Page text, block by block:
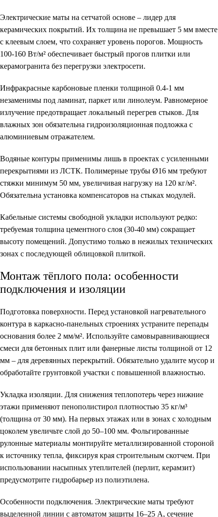
Электрические маты на сетчатой основе – лидер для
керамических покрытий. Их толщина не превышает 5 мм вместе
с клеевым слоем, что сохраняет уровень порогов. Мощность
100-160 Вт/м² обеспечивает быстрый прогов плитки или
керамогранита без перегрузки электросети.
Инфракрасные карбоновые пленки толщиной 0.4-1 мм
незаменимы под ламинат, паркет или линолеум. Равномерное
излучение предотвращает локальный перегрев стыков. Для
влажных зон обязательна гидроизоляционная подложка с
алюминиевым отражателем.
Водяные контуры применимы лишь в проектах с усиленными
перекрытиями из ЛСТК. Полимерные трубы Ø16 мм требуют
стяжки минимум 50 мм, увеличивая нагрузку на 120 кг/м².
Обязательна установка компенсаторов на стыках модулей.
Кабельные системы свободной укладки используют редко:
требуемая толщина цементного слоя (30-40 мм) сокращает
высоту помещений. Допустимо только в нежилых технических
зонах с последующей облицовкой плиткой.
Монтаж тёплого пола: особенности
подключения и изоляции
Подготовка поверхности. Перед установкой нагревательного
контура в каркасно-панельных строениях устраните перепады
основания более 2 мм/м². Используйте самовыравнивающиеся
смеси для бетонных плит или фанерные листы толщиной от 12
мм – для деревянных перекрытий. Обязательно удалите мусор и
обработайте грунтовкой участки с повышенной влажностью.
Укладка изоляции. Для снижения теплопотерь через нижние
этажи применяют пенополистирол плотностью 35 кг/м³
(толщина от 30 мм). На первых этажах или в зонах с холодным
цоколем увеличьте слой до 50–100 мм. Фольгированные
рулонные материалы монтируйте металлизированной стороной
к источнику тепла, фиксируя края строительным скотчем. При
использовании насыпных утеплителей (перлит, керамзит)
предусмотрите гидробарьер из полиэтилена.
Особенности подключения. Электрические маты требуют
выделенной линии с автоматом защиты 16–25 А, сечение